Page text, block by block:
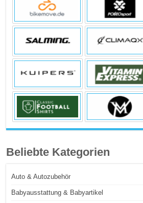
Beliebte Kategorien
Auto & Autozubehör
Babyausstattung & Babyartikel